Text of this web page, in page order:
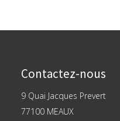
Contactez-nous
9 Quai Jacques Prevert
77100 MEAUX